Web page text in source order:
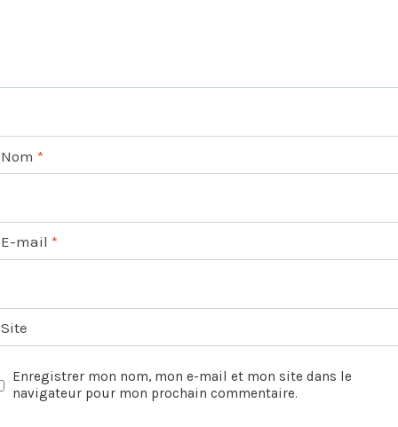
Nom *
E-mail *
Site
Enregistrer mon nom, mon e-mail et mon site dans le
navigateur pour mon prochain commentaire.